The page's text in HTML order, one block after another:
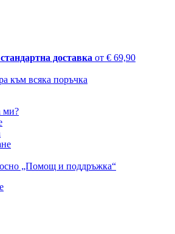
доставка от € 69,90
към всяка поръчка
ми?
„Помощ и поддръжка“